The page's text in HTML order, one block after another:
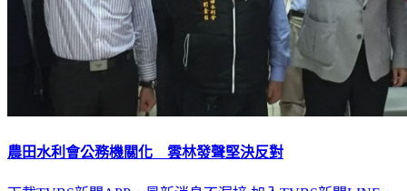
農田水利會公務機關化 雲林發聲堅決反對